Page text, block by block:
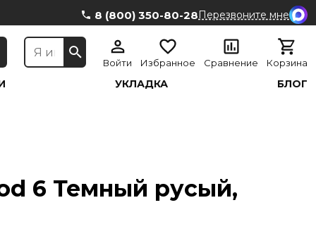
8 (800) 350-80-28Перезвоните мне
Войти Избранное Сравнение Корзина
УКЛАДКА БЛОГ
6 Темный русый,